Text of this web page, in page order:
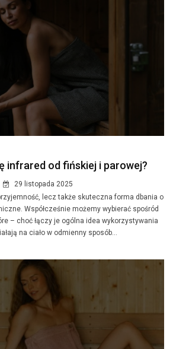
infrared od fińskiej i parowej?
29 listopada 2025
lecz także skuteczna forma dbania o
Współcześnie możemy wybierać spośród
– choć łączy je ogólna idea wykorzystywania
na ciało w odmienny sposób...